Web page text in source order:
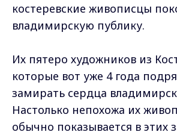
костеревские живописцы
владимирскую публику.
Их пятеро художников из
которые вот уже 4 года
замирать сердца
Настолько непохожа их
обычно показывается в этих